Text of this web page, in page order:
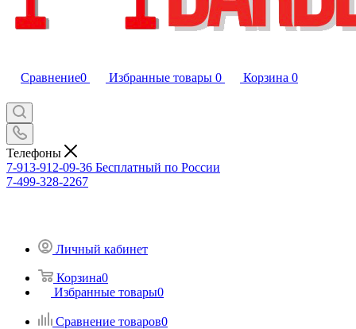
Сравнение0 Избранные товары 0 Корзина 0
Телефоны
7-913-912-09-36 Бесплатный по России
7-499-328-2267
Личный кабинет
Корзина0
Избранные товары0
Сравнение товаров0